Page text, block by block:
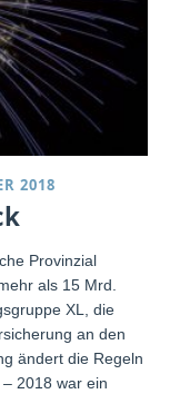
2018
Provinzial
als 15 Mrd.
XL, die
an den
ändert die Regeln
2018 war ein